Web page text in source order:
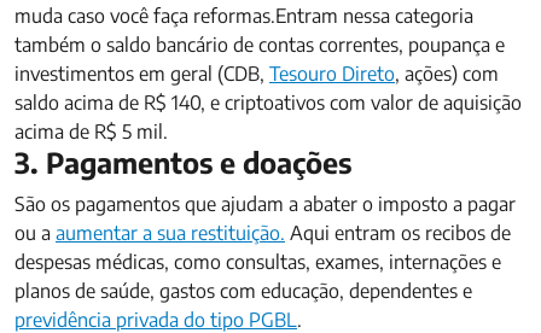
muda caso você faça reformas.Entram nessa categoria
também o saldo bancário de contas correntes, poupança e
investimentos em geral (CDB, Tesouro Direto, ações) com
saldo acima de R$ 140, e criptoativos com valor de aquisição
acima de R$ 5 mil.
3. Pagamentos e doações
São os pagamentos que ajudam a abater o imposto a pagar
ou a aumentar a sua restituição. Aqui entram os recibos de
despesas médicas, como consultas, exames, internações e
planos de saúde, gastos com educação, dependentes e
previdência privada do tipo PGBL.